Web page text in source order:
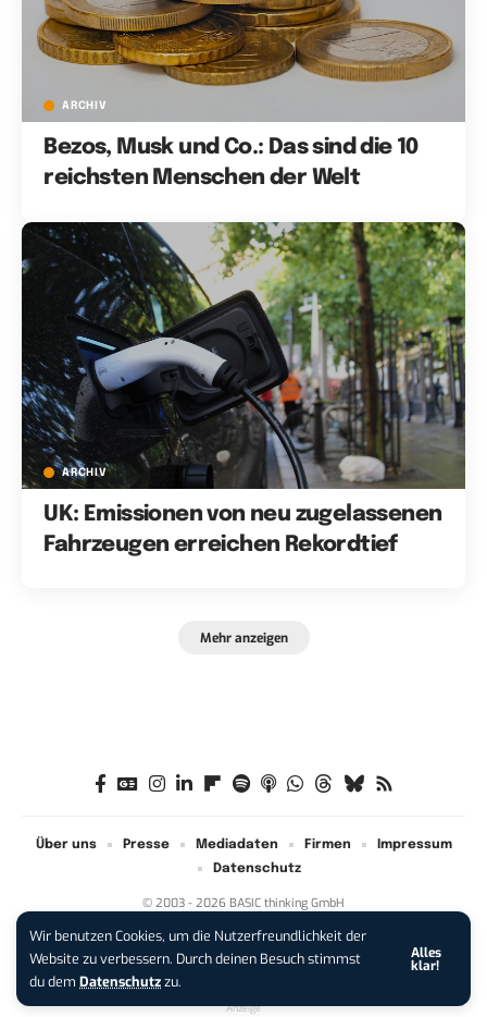
Wir benutzen Cookies, um die Nutzerfreundlichkeit der
Website zu verbessern. Durch deinen Besuch stimmst
du dem Datenschutzzu.
Alles
klar!
ARCHIV
Bezos, Musk und Co.: Das sind die 10
reichsten Menschen der Welt
ARCHIV
UK: Emissionen von neu zugelassenen
Fahrzeugen erreichen Rekordtief
Mehr anzeigen
© 2003 - 2026 BASIC thinking GmbH
Über uns Presse Mediadaten Firmen
Impressum
Datenschutz
iPhone 17 Pro sichern:Für 1 € +
200 € Hardware-Bonus!
Anzeige